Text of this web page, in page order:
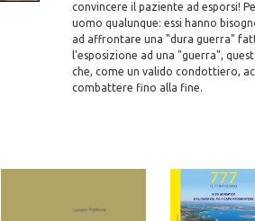
convincere il paziente ad esporsi!
uomo qualunque: essi hanno
ad affrontare una "dura guerra"
l'esposizione ad una "guerra",
che, come un valido condottiero,
combattere fino alla fine.